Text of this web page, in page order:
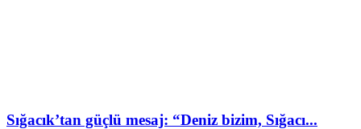
Sığacık’tan güçlü mesaj: “Deniz bizim, Sığacı...